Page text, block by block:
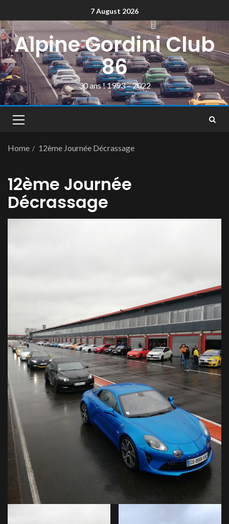
7 August 2026
Alpine Gordini Club
86
30 ans ! 1993 – 2022
Home 12ème Journée Décrassage
12ème Journée
Décrassage